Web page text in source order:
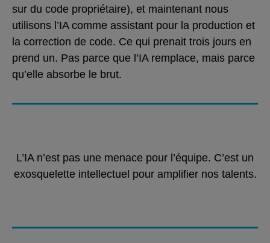
sur du code propriétaire), et maintenant nous
utilisons l’IA comme assistant pour la production et
la correction de code. Ce qui prenait trois jours en
prend un. Pas parce que l’IA remplace, mais parce
qu’elle absorbe le brut.
L’IA n’est pas une menace pour l’équipe. C’est un
exosquelette intellectuel pour amplifier nos talents.